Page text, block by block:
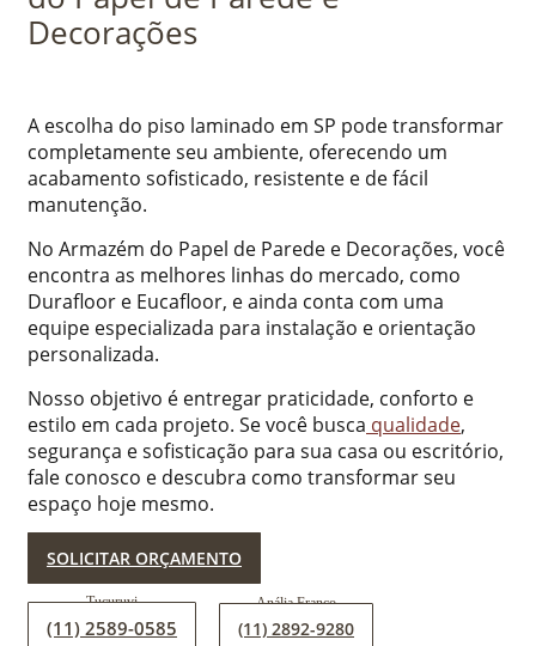
Decorações
A escolha do piso laminado em SP pode transformar
completamente seu ambiente, oferecendo um
acabamento sofisticado, resistente e de fácil
manutenção.
No Armazém do Papel de Parede e Decorações, você
encontra as melhores linhas do mercado, como
Durafloor e Eucafloor, e ainda conta com uma
equipe especializada para instalação e orientação
personalizada.
Nosso objetivo é entregar praticidade, conforto e
estilo em cada projeto. Se você busca qualidade,
segurança e sofisticação para sua casa ou escritório,
fale conosco e descubra como transformar seu
espaço hoje mesmo.
SOLICITAR ORÇAMENTO
(11) 2589-0585 (11) 2892-9280